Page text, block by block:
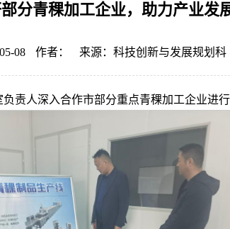
分青稞加工企业，助力产业发
08 作者： 来源：科技创新与发展规划科
责人深入合作市部分重点青稞加工企业进